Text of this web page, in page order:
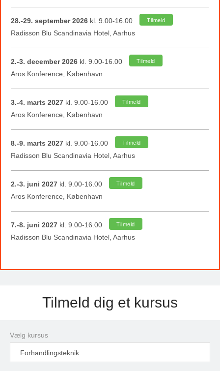
28.-29. september 2026 kl. 9.00-16.00 Tilmeld
Radisson Blu Scandinavia Hotel, Aarhus
2.-3. december 2026 kl. 9.00-16.00 Tilmeld
Aros Konference, København
3.-4. marts 2027 kl. 9.00-16.00 Tilmeld
Aros Konference, København
8.-9. marts 2027 kl. 9.00-16.00 Tilmeld
Radisson Blu Scandinavia Hotel, Aarhus
2.-3. juni 2027 kl. 9.00-16.00 Tilmeld
Aros Konference, København
7.-8. juni 2027 kl. 9.00-16.00 Tilmeld
Radisson Blu Scandinavia Hotel, Aarhus
Tilmeld dig et kursus
Vælg kursus
Forhandlingsteknik